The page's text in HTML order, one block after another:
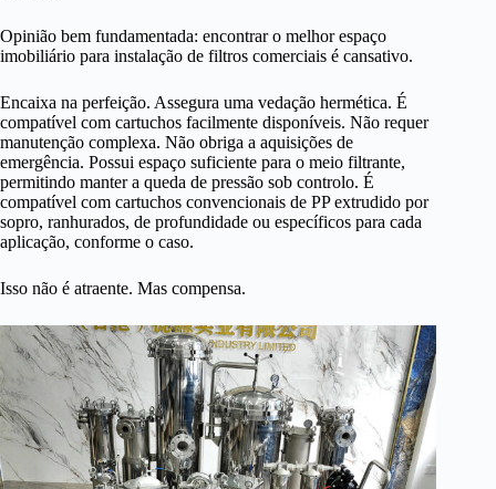
Opinião bem fundamentada: encontrar o melhor espaço
imobiliário para instalação de filtros comerciais é cansativo.
Encaixa na perfeição. Assegura uma vedação hermética. É
compatível com cartuchos facilmente disponíveis. Não requer
manutenção complexa. Não obriga a aquisições de
emergência. Possui espaço suficiente para o meio filtrante,
permitindo manter a queda de pressão sob controlo. É
compatível com cartuchos convencionais de PP extrudido por
sopro, ranhurados, de profundidade ou específicos para cada
aplicação, conforme o caso.
Isso não é atraente. Mas compensa.